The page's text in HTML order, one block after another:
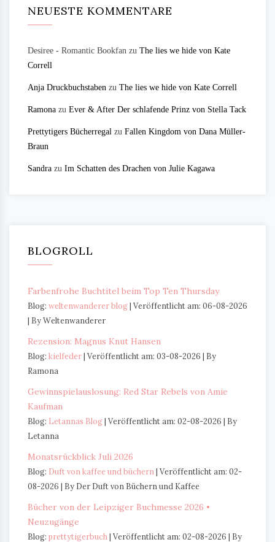
NEUESTE KOMMENTARE
Desiree - Romantic Bookfan zu The lies we hide von Kate
Correll
Anja Druckbuchstaben zu The lies we hide von Kate Correll
Ramona zu Ever & After Der schlafende Prinz von Stella Tack
Prettytigers Bücherregal zu Fallen Kingdom von Dana Müller-
Braun
Sandra zu Im Schatten des Drachen von Julie Kagawa
BLOGROLL
Farbenfrohe Buchtitel beim Top Ten Thursday
Blog: weltenwanderer blog Veröffentlicht am: 06-08-2026
By Weltenwanderer
Rezension: Magnus Knut Hansen
Blog: kielfeder Veröffentlicht am: 03-08-2026
By
Ramona
Gewinnspielauslosung: Red Star Rebels von Amie
Kaufman
Blog: Letannas Blog Veröffentlicht am: 02-08-2026
By
Letanna
Monatsrückblick Juli 2026
Blog: Duft von kaffee und büchern
Veröffentlicht am: 02-
08-2026
By Der Duft von Büchern und Kaffee
Bücher von der Leipziger Buchmesse 2026 •
Neuzugänge
Blog: prettytigerbuch Veröffentlicht am: 02-08-2026
By